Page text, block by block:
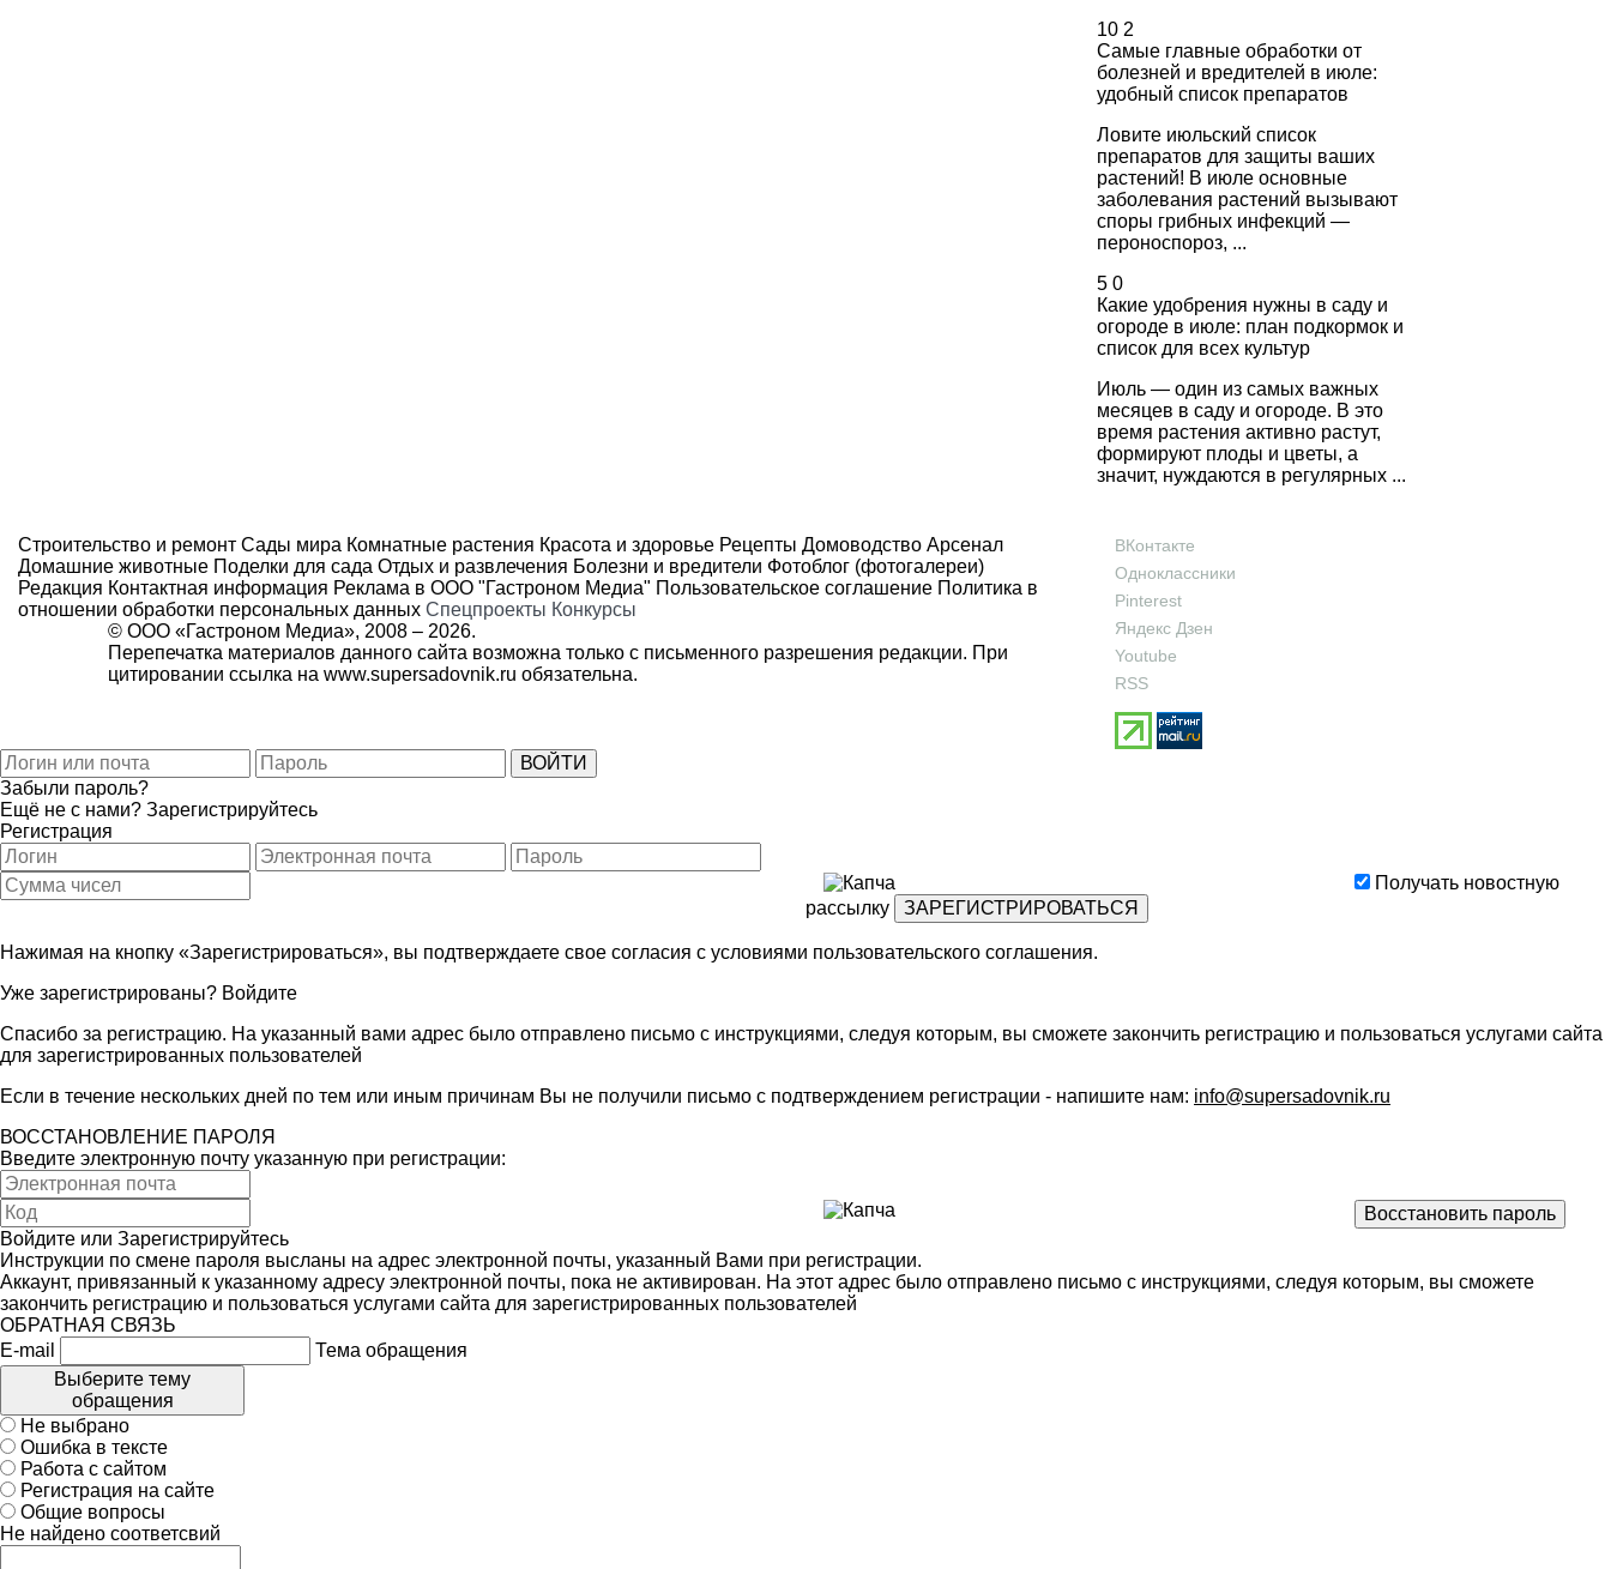
10 2
Самые главные обработки от
болезней и вредителей в июле:
удобный список препаратов
Ловите июльский список
препаратов для защиты ваших
растений! В июле основные
заболевания растений вызывают
споры грибных инфекций —
пероноспороз, ...
5 0
Какие удобрения нужны в саду и
огороде в июле: план подкормок и
список для всех культур
Июль — один из самых важных
месяцев в саду и огороде. В это
время растения активно растут,
формируют плоды и цветы, а
значит, нуждаются в регулярных ...
Строительство и ремонт Сады мира Комнатные растения Красота и здоровье Рецепты Домоводство Арсенал
Домашние животные Поделки для сада Отдых и развлечения Болезни и вредители Фотоблог (фотогалереи)
Редакция Контактная информация Реклама в ООО "Гастроном Медиа" Пользовательское соглашение Политика в
отношении обработки персональных данных Спецпроекты Конкурсы
© ООО «Гастроном Медиа», 2008 – 2026.
Перепечатка материалов данного сайта возможна только с письменного разрешения редакции. При
цитировании ссылка на www.supersadovnik.ru обязательна.
ВКонтакте
Одноклассники
Pinterest
Яндекс Дзен
Youtube
RSS
Забыли пароль?
Ещё не с нами? Зарегистрируйтесь
Регистрация
Получать новостную
рассылку
Нажимая на кнопку «Зарегистрироваться», вы подтверждаете свое согласия с условиями пользовательского соглашения.
Уже зарегистрированы? Войдите
Спасибо за регистрацию. На указанный вами адрес было отправлено письмо с инструкциями, следуя которым, вы сможете закончить регистрацию и пользоваться услугами сайта
для зарегистрированных пользователей
Если в течение нескольких дней по тем или иным причинам Вы не получили письмо с подтверждением регистрации - напишите нам: info@supersadovnik.ru
ВОССТАНОВЛЕНИЕ ПАРОЛЯ
Введите электронную почту указанную при регистрации:
Войдите или Зарегистрируйтесь
Инструкции по смене пароля высланы на адрес электронной почты, указанный Вами при регистрации.
Аккаунт, привязанный к указанному адресу электронной почты, пока не активирован. На этот адрес было отправлено письмо с инструкциями, следуя которым, вы сможете
закончить регистрацию и пользоваться услугами сайта для зарегистрированных пользователей
ОБРАТНАЯ СВЯЗЬ
E-mail
Тема обращения
Выберите тему
обращения
Не выбрано
Ошибка в тексте
Работа с сайтом
Регистрация на сайте
Общие вопросы
Не найдено соответсвий